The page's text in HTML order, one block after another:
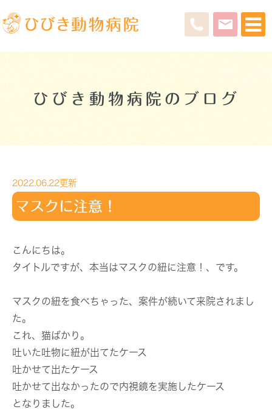
ひびき動物病院のブログ
2022.06.22更新
マスクに注意！
こんにちは。
タイトルですが、本当はマスクの紐に注意！、です。
マスクの紐を食べちゃった、案件が続いて来院されまし
た。
これ、猫ばかり。
吐いた吐物に紐が出てたケース
吐かせて出たケース
吐かせて出なかったので内視鏡を実施したケース
となりました。